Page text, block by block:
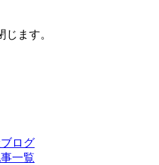
ます。
ログ
一覧